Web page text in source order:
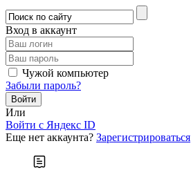
Вход в аккаунт
Чужой компьютер
Забыли пароль?
Или
Войти c Яндекс ID
Еще нет аккаунта? Зарегистрироваться